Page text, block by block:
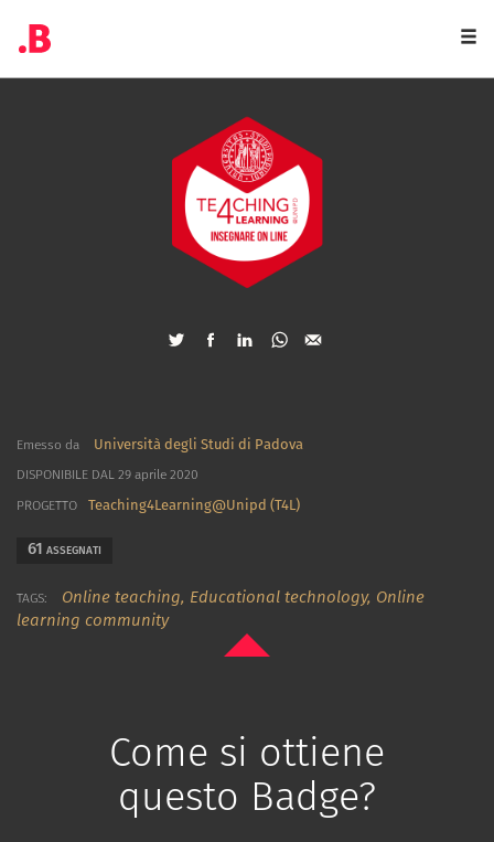
Emesso da Università degli Studi di Padova
DISPONIBILE DAL 29 aprile 2020
PROGETTO
Teaching4Learning@Unipd (T4L)
61 ASSEGNATI
TAGS: Online teaching, Educational technology, Online
learning community
Come si ottiene
questo Badge?